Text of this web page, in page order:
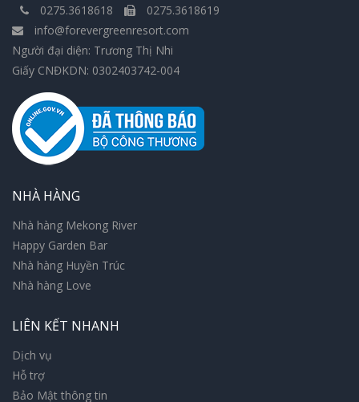
0275.3618618
0275.3618619
info@forevergreenresort.com
Người đại diện: Trương Thị Nhi
Giấy CNĐKDN: 0302403742-004
NHÀ HÀNG
Nhà hàng Mekong River
Happy Garden Bar
Nhà hàng Huyền Trúc
Nhà hàng Love
LIÊN KẾT NHANH
Dịch vụ
Hỗ trợ
Bảo Mật thông tin